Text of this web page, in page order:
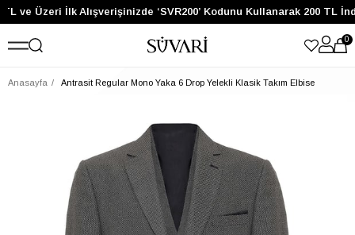
ve Üzeri İlk Alışverişinizde ‘SVR200’ Kodunu Kullanarak 200 TL
0
Anasayfa Antrasit Regular Mono Yaka 6 Drop Yelekli Klasik Takım Elbise